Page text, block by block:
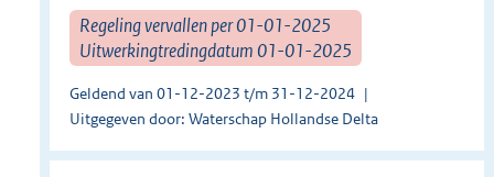
Regeling vervallen per 01-01-2025
Uitwerkingtredingdatum 01-01-2025
Geldend van 01-12-2023 t/m 31-12-2024
Uitgegeven door: Waterschap Hollandse Delta